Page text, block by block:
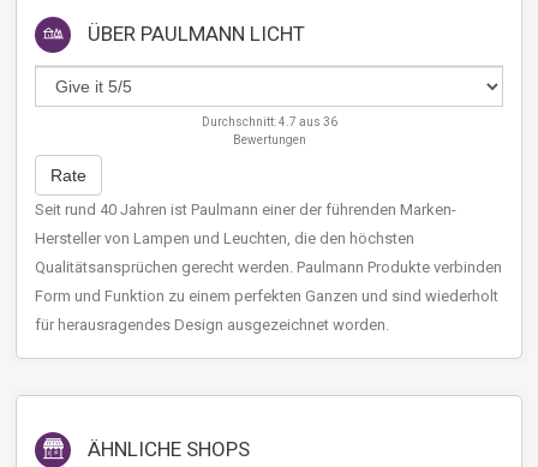
ÜBER PAULMANN LICHT
Durchschnitt:4.7 aus 36
Bewertungen
Rate
Seit rund 40 Jahren ist Paulmann einer der führenden Marken-
Hersteller von Lampen und Leuchten, die den höchsten
Qualitätsansprüchen gerecht werden. Paulmann Produkte verbinden
Form und Funktion zu einem perfekten Ganzen und sind wiederholt
für herausragendes Design ausgezeichnet worden.
ÄHNLICHE SHOPS